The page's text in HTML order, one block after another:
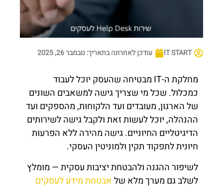
IT START עודכן לאחרונה בתאריך:נובמבר 26, 2025
מחלקת ה-IT מבטיחה שהעסק יוכל לעבוד
כמכלול. שכל מי שצריך גישה למשאבים השונים
של הארגון, מעובדים ועד הלקוחות, מהספקים ועד
ההנהלה, יוכל לעשות זאת ולקבל גישה לשירותים
הדיגיטליים החיוניים. גישה מהירה ללא הפרעות
חיונית לתפקוד תקין ולמוניטין העסקי.
לשיפור ההגנה ולהבטחת יציבות עסקית — מומלץ
לשלב גם מערך מלא שלאבטחת מידע לעסקים